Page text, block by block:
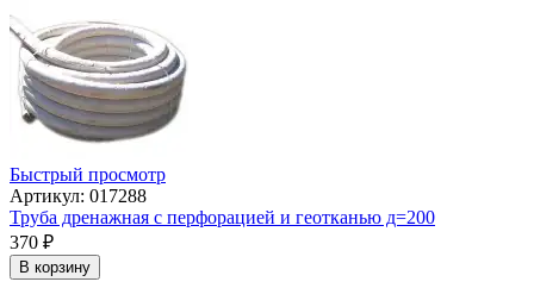
Быстрый просмотр
Артикул: 017288
Труба дренажная с перфорацией и геотканью д=200
370 ₽
В корзину